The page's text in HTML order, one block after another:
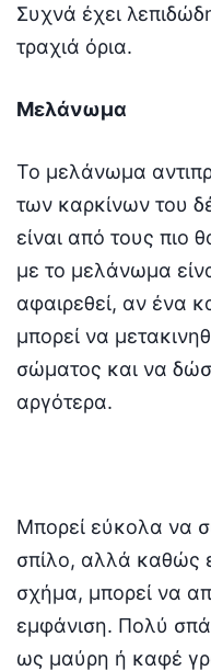
Συχνά έχει
τραχιά όρια.
Μελάνωμα
Το μελάνωμα
των καρκίνων του
είναι από τους πιο
με το μελάνωμα
αφαιρεθεί, αν ένα
μπορεί να
σώματος και να
αργότερα.
Μπορεί εύκολα να
σπίλο, αλλά καθώς
σχήμα, μπορεί να
εμφάνιση. Πολύ
ως μαύρη ή καφέ